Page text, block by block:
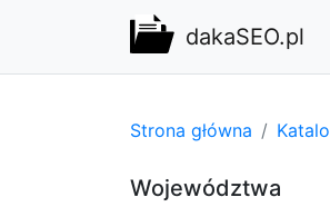
dakaSEO.pl
Strona główna
Województwa